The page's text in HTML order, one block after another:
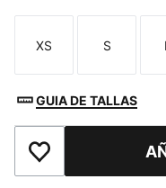
Talla
XS
Talla
S
GUIA DE TALLAS
Añadir a la lista